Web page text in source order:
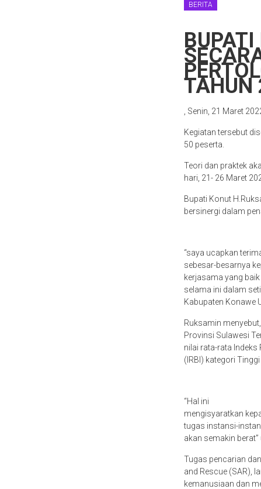
BERITA
TAHUN
, Senin, 21 Maret
Kegiatan tersebut
50 peserta.
Teori dan praktek
hari, 21- 26 Maret
Bupati Konut
bersinergi dalam
“saya ucapkan
sebesar-besarnya
kerjasama yang
selama ini dalam
Kabupaten Konawe
Ruksamin
Provinsi Sulawesi
nilai rata-rata Indeks
(IRBI) kategori Tinggi
“Hal ini
mengisyaratkan
tugas instansi-
akan semakin
Tugas pencarian
and Rescue (SAR),
kemanusiaan dan